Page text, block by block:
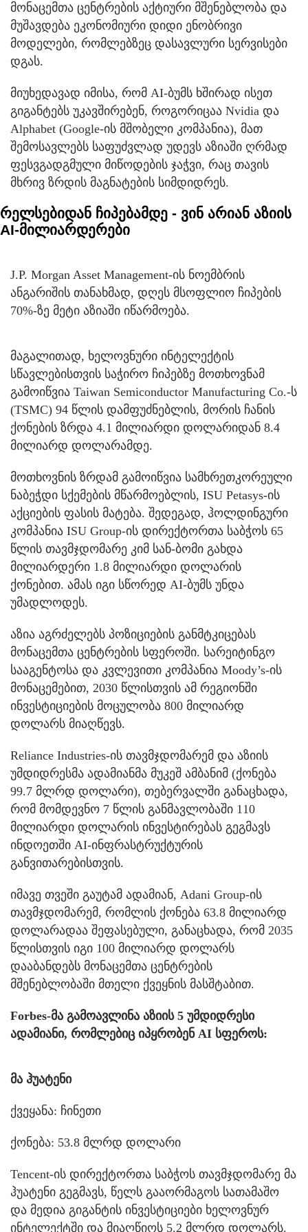
მონაცემთა ცენტრების აქტიური მშენებლობა და
მუშავდება ეკონომიური დიდი ენობრივი
მოდელები, რომლებზეც დასავლური სერვისები
დგას.
მიუხედავად იმისა, რომ AI-ბუმს ხშირად ისეთ
გიგანტებს უკავშირებენ, როგორიცაა Nvidia და
Alphabet (Google-ის მშობელი კომპანია), მათ
შემოსავლებს საფუძვლად უდევს აზიაში ღრმად
ფესვგადგმული მიწოდების ჯაჭვი, რაც თავის
მხრივ ზრდის მაგნატების სიმდიდრეს.
რელსებიდან ჩიპებამდე - ვინ არიან აზიის
AI-მილიარდერები
J.P. Morgan Asset Management-ის ნოემბრის
ანგარიშის თანახმად, დღეს მსოფლიო ჩიპების
70%-ზე მეტი აზიაში იწარმოება.
მაგალითად, ხელოვნური ინტელექტის
სწავლებისთვის საჭირო ჩიპებზე მოთხოვნამ
გამოიწვია Taiwan Semiconductor Manufacturing Co.-ს
(TSMC) 94 წლის დამფუძნებლის, მორის ჩანის
ქონების ზრდა 4.1 მილიარდი დოლარიდან 8.4
მილიარდ დოლარამდე.
მოთხოვნის ზრდამ გამოიწვია სამხრეთკორეული
ნაბეჭდი სქემების მწარმოებლის, ISU Petasys-ის
აქციების ფასის მატება. შედეგად, ჰოლდინგური
კომპანია ISU Group-ის დირექტორთა საბჭოს 65
წლის თავმჯდომარე კიმ სან-ბომი გახდა
მილიარდერი 1.8 მილიარდი დოლარის
ქონებით. ამას იგი სწორედ AI-ბუმს უნდა
უმადლოდეს.
აზია აგრძელებს პოზიციების განმტკიცებას
მონაცემთა ცენტრების სფეროში. სარეიტინგო
სააგენტოსა და კვლევითი კომპანია Moody’s-ის
მონაცემებით, 2030 წლისთვის ამ რეგიონში
ინვესტიციების მოცულობა 800 მილიარდ
დოლარს მიაღწევს.
Reliance Industries-ის თავმჯდომარემ და აზიის
უმდიდრესმა ადამიანმა მუკეშ ამბანიმ (ქონება
99.7 მლრდ დოლარი), თებერვალში განაცხადა,
რომ მომდევნო 7 წლის განმავლობაში 110
მილიარდი დოლარის ინვესტირებას გეგმავს
ინდოეთში AI-ინფრასტრუქტურის
განვითარებისთვის.
იმავე თვეში გაუტამ ადამიან, Adani Group-ის
თავმჯდომარემ, რომლის ქონება 63.8 მილიარდ
დოლარადაა შეფასებული, განაცხადა, რომ 2035
წლისთვის იგი 100 მილიარდ დოლარს
დააბანდებს მონაცემთა ცენტრების
მშენებლობაში მთელი ქვეყნის მასშტაბით.
Forbes-მა გამოავლინა აზიის 5 უმდიდრესი
ადამიანი, რომლებიც იპყრობენ AI სფეროს:
მა ჰუატენი
ქვეყანა: ჩინეთი
ქონება: 53.8 მლრდ დოლარი
Tencent-ის დირექტორთა საბჭოს თავმჯდომარე მა
ჰუატენი გეგმავს, წელს გააორმაგოს სათამაშო
და მედია გიგანტის ინვესტიციები ხელოვნურ
ინტელექტში და მიაღწიოს 5.2 მლრდ დოლარს.